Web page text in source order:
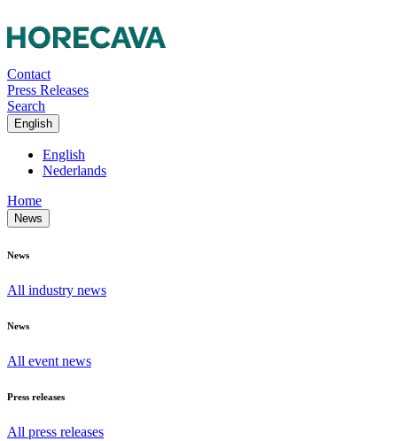
Contact
Press Releases
Search
English
English
Nederlands
Home
News
News
All industry news
News
All event news
Press releases
All press releases